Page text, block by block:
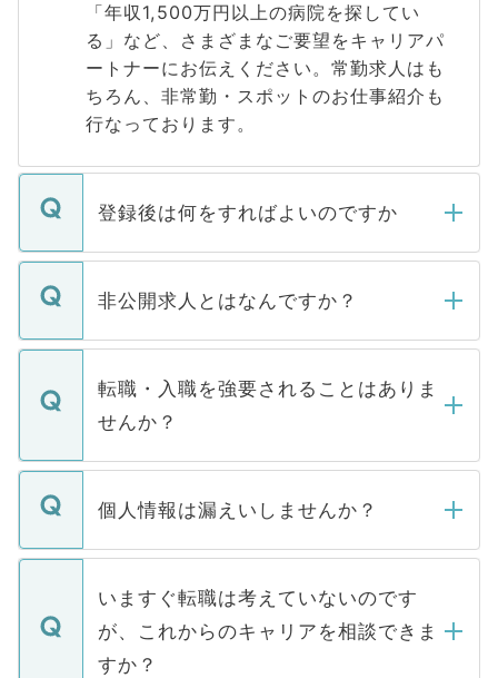
「年収1,500万円以上の病院を探してい
る」など、さまざまなご要望をキャリアパ
ートナーにお伝えください。常勤求人はも
ちろん、非常勤・スポットのお仕事紹介も
行なっております。
登録後は何をすればよいのですか
ご登録いただきましたら、弊社担当者がご
登録内容を確認し、その後メールもしくは
ます。通常、5営業日以内にはご連絡をせて
いただきますので、しばらくお待ちくださ
非公開求人とはなんですか？
マイナビDOCTORで取り扱っている求人の
うち約3割は、Webサイトからご覧いただ
けない「非公開求人」です。非公開求人は
下記の理由によって、一般には公開してい
ません。
■応募殺到を避けるため 人気のある医療機
関を公にしてしまうと、応募が殺到する場
に、医療機関が求める条件に合った人材の
みを人材紹介会社に依頼するケースが増え
ています。
転職・入職を強要されることはありま
せんか？
転職・入職を強要することは一切ありませ
ん。また、仮に応募先から内定をいただい
定を承諾する必要はありません。内定先へ
の辞退の連絡はキャリアパートナーが行い
個人情報は漏えいしませんか？
個人情報が漏えいすることはありませんの
で、ご安心ください。当サイトからの登録
などで収集したご登録者様の個人情報は、
ご本人のキャリアアップおよび転職活動の
いますぐ転職は考えていないのです
が、これからのキャリアを相談できま
すか？